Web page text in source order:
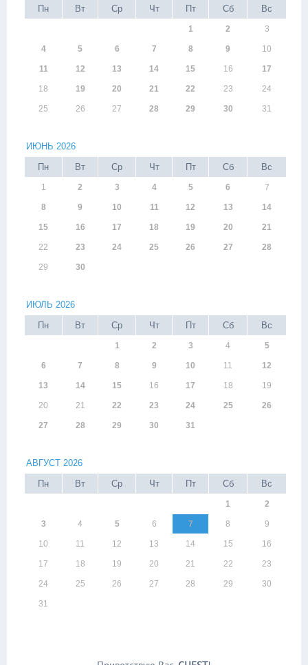
Пн
Вт Ср Чт Пт Сб Вс
1 2 3
4 5 6 7 8 9 10
11 12 13 14 15 16 17
18 19 20 21 22 23 24
25 26 27 28 29 30 31
ИЮНЬ 2026
Пн
Вт Ср Чт Пт Сб Вс
1 2 3 4 5 6 7
8 9 10 11 12 13 14
15 16 17 18 19 20 21
22 23 24 25 26 27 28
29 30
ИЮЛЬ 2026
Пн
Вт Ср Чт Пт Сб Вс
1 2 3 4 5
6 7 8 9 10 11 12
13 14 15 16 17 18 19
20 21 22 23 24 25 26
27 28 29 30 31
АВГУСТ 2026
Пн
Вт Ср Чт Пт Сб Вс
1 2
3 4 5 6 7 8 9
10 11 12 13 14 15 16
17 18 19 20 21 22 23
24 25 26 27 28 29 30
31